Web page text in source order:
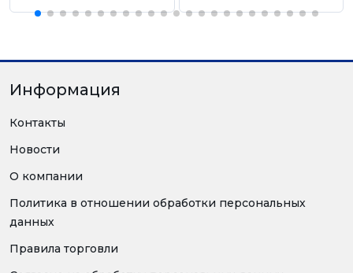
Информация
Контакты
Новости
О компании
Политика в отношении обработки персональных
данных
Правила торговли